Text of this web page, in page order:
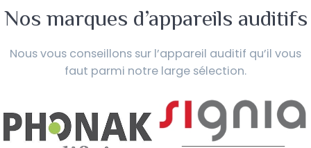
Nos marques d’appareils auditifs
Nous vous conseillons sur l’appareil auditif qu’il vous
faut parmi notre large sélection.